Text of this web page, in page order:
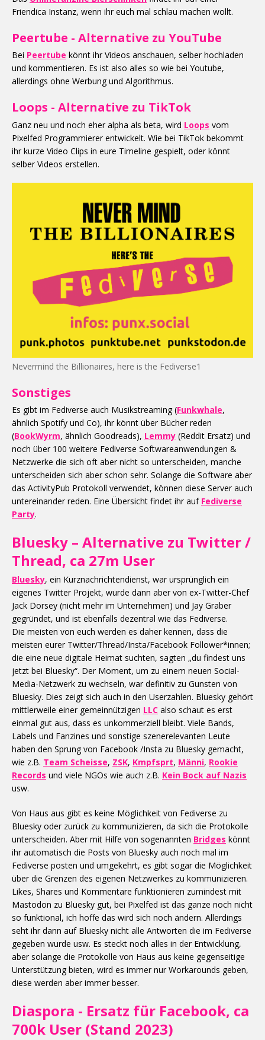
Friendica Instanz, wenn ihr euch mal schlau machen wollt.
Peertube - Alternative zu YouTube
Bei Peertube könnt ihr Videos anschauen, selber hochladen
und kommentieren. Es ist also alles so wie bei Youtube,
allerdings ohne Werbung und Algorithmus.
Loops - Alternative zu TikTok
Ganz neu und noch eher alpha als beta, wird Loops vom
Pixelfed Programmierer entwickelt. Wie bei TikTok bekommt
ihr kurze Video Clips in eure Timeline gespielt, oder könnt
selber Videos erstellen.
Nevermind the Billionaires, here is the Fediverse1
Sonstiges
Es gibt im Fediverse auch Musikstreaming (Funkwhale,
ähnlich Spotify und Co), ihr könnt über Bücher reden
(BookWyrm, ähnlich Goodreads), Lemmy (Reddit Ersatz) und
noch über 100 weitere Fediverse Softwareanwendungen &
Netzwerke die sich oft aber nicht so unterscheiden, manche
unterscheiden sich aber schon sehr. Solange die Software aber
das ActivityPub Protokoll verwendet, können diese Server auch
untereinander reden. Eine Übersicht findet ihr auf Fediverse
Party.
Bluesky – Alternative zu Twitter /
Thread, ca 27m User
Bluesky, ein Kurznachrichtendienst, war ursprünglich ein
eigenes Twitter Projekt, wurde dann aber von ex-Twitter-Chef
Jack Dorsey (nicht mehr im Unternehmen) und Jay Graber
gegründet, und ist ebenfalls dezentral wie das Fediverse.
Die meisten von euch werden es daher kennen, dass die
meisten eurer Twitter/Thread/Insta/Facebook Follower*innen;
die eine neue digitale Heimat suchten, sagten „du findest uns
jetzt bei Bluesky“. Der Moment, um zu einem neuen Social-
Media-Netzwerk zu wechseln, war definitiv zu Gunsten von
Bluesky. Dies zeigt sich auch in den Userzahlen. Bluesky gehört
mittlerweile einer gemeinnützigen LLC also schaut es erst
einmal gut aus, dass es unkommerziell bleibt. Viele Bands,
Labels und Fanzines und sonstige szenerelevanten Leute
haben den Sprung von Facebook /Insta zu Bluesky gemacht,
wie z.B. Team Scheisse, ZSK, Kmpfsprt, Männi, Rookie
Records und viele NGOs wie auch z.B. Kein Bock auf Nazis
usw.
Von Haus aus gibt es keine Möglichkeit von Fediverse zu
Bluesky oder zurück zu kommunizieren, da sich die Protokolle
unterscheiden. Aber mit Hilfe von sogenannten Bridges könnt
ihr automatisch die Posts von Bluesky auch noch mal im
Fediverse posten und umgekehrt, es gibt sogar die Möglichkeit
über die Grenzen des eigenen Netzwerkes zu kommunizieren.
Likes, Shares und Kommentare funktionieren zumindest mit
Mastodon zu Bluesky gut, bei Pixelfed ist das ganze noch nicht
so funktional, ich hoffe das wird sich noch ändern. Allerdings
seht ihr dann auf Bluesky nicht alle Antworten die im Fediverse
gegeben wurde usw. Es steckt noch alles in der Entwicklung,
aber solange die Protokolle von Haus aus keine gegenseitige
Unterstützung bieten, wird es immer nur Workarounds geben,
diese werden aber immer besser.
Diaspora - Ersatz für Facebook, ca
700k User (Stand 2023)